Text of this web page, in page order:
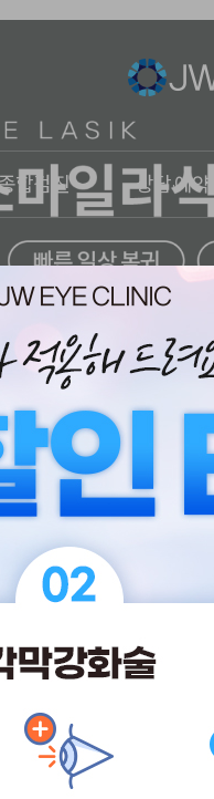
합검진
건조증
비문증
막박리
반변성
녹내장
추각막
노이영양증
상담·예약
온라인상담
온라인예약
카톡상담